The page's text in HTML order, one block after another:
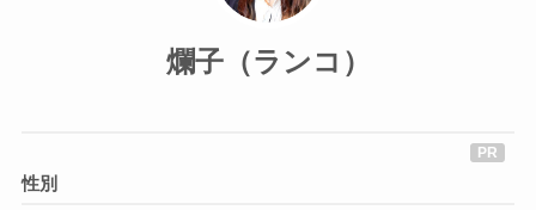
爛子（ランコ）
性別